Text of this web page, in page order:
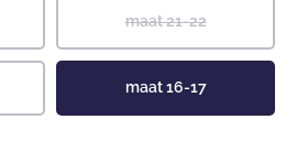
maat 21-22
maat 16-17